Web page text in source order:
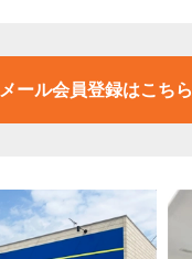
メール会員登録はこちら